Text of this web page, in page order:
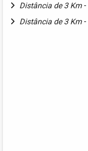
Distância de 3 Km -
Distância de 3 Km -